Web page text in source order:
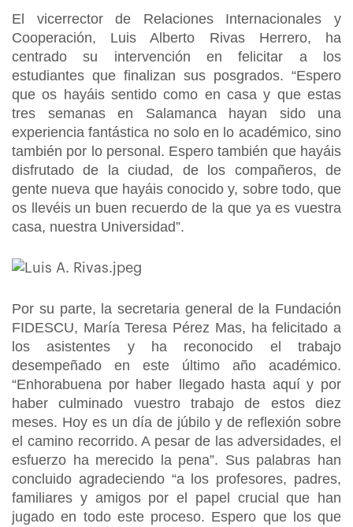
El vicerrector de Relaciones Internacionales y
Cooperación, Luis Alberto Rivas Herrero, ha
centrado su intervención en felicitar a los
estudiantes que finalizan sus posgrados. “Espero
que os hayáis sentido como en casa y que estas
tres semanas en Salamanca hayan sido una
experiencia fantástica no solo en lo académico, sino
también por lo personal. Espero también que hayáis
disfrutado de la ciudad, de los compañeros, de
gente nueva que hayáis conocido y, sobre todo, que
os llevéis un buen recuerdo de la que ya es vuestra
casa, nuestra Universidad”.
Por su parte, la secretaria general de la Fundación
FIDESCU, María Teresa Pérez Mas, ha felicitado a
los asistentes y ha reconocido el trabajo
desempeñado en este último año académico.
“Enhorabuena por haber llegado hasta aquí y por
haber culminado vuestro trabajo de estos diez
meses. Hoy es un día de júbilo y de reflexión sobre
el camino recorrido. A pesar de las adversidades, el
esfuerzo ha merecido la pena”. Sus palabras han
concluido agradeciendo “a los profesores, padres,
familiares y amigos por el papel crucial que han
jugado en todo este proceso. Espero que los que